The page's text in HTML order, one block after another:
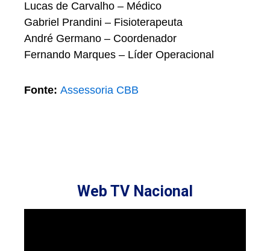
Lucas de Carvalho – Médico
Gabriel Prandini – Fisioterapeuta
André Germano – Coordenador
Fernando Marques – Líder Operacional
Fonte: Assessoria CBB
Web TV Nacional